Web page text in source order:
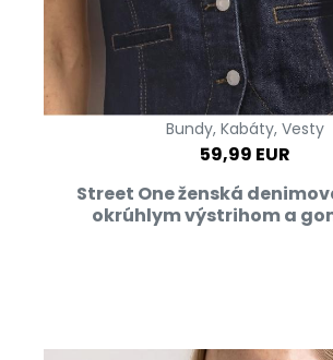
Bundy, Kabáty, Vesty
59,99 EUR
Street One ženská
okrúhlym výstrihom a